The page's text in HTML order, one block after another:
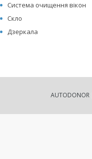
Система очищення вікон
Скло
Дзеркала